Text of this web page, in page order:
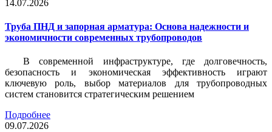
14.07.2026
Труба ПНД и запорная арматура: Основа надежности и
экономичности современных трубопроводов
В современной инфраструктуре, где долговечность,
безопасность и экономическая эффективность играют
ключевую роль, выбор материалов для трубопроводных
систем становится стратегическим решением
Подробнее
09.07.2026